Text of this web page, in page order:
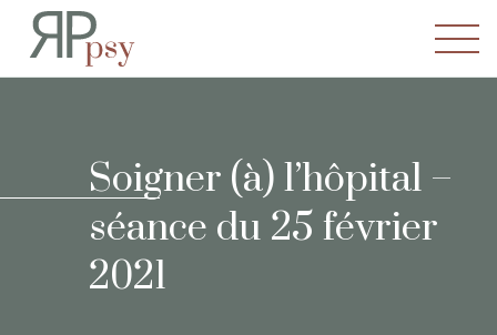
Recherches en
Soigner (à) l’hôpital –
séance du 25 février
2021